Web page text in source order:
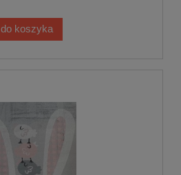
do koszyka